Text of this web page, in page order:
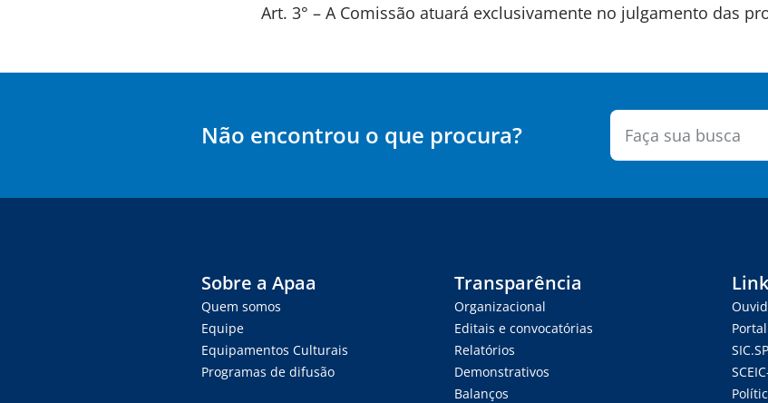
Art. 3° – A Comissão atuará exclusivamente no julgamento das
Não encontrou o que procura?
Sobre a Apaa
Quem somos
Equipe
Equipamentos Culturais
Programas de difusão
Transparência
Organizacional
Editais e convocatórias
Relatórios
Demonstrativos
Balanços
SIC.SP